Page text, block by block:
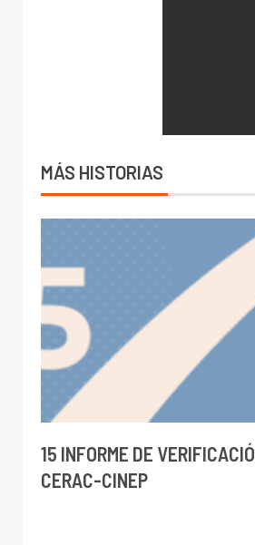
MÁS HISTORIAS
15 INFORME DE
CERAC-CINEP